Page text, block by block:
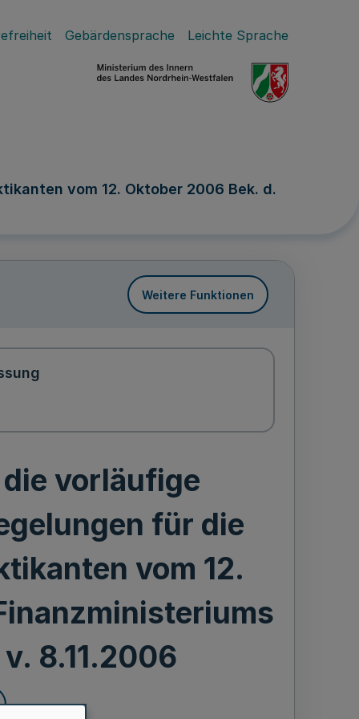
Gebärdensprache Leichte Sprache
vom 12. Oktober 2006 Bek. d.
Weitere Funktionen
vorläufige
für die
vom 12.
8.11.2006